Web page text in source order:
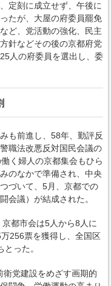
定刻に成立せず、午後に
たが、大屋の府委員罷免
ど、党活動の強化、民主
針などその後の京都府党
人の府委員を選出し、委
も前進し、58年、勤評反
職法改悪反対国民会議の
く婦人の京都集会もひら
のなかで準備され、中央
づいて、5月、京都での
会議）が結成された。
都市会は5人から8人に
256票を獲得し、全国区
った。
党建設をめざす画期的